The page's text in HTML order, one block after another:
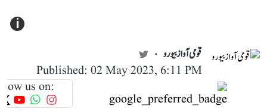
i
قومی آواز بیورو
Published: 02 May 2023, 6:11 PM
us on: